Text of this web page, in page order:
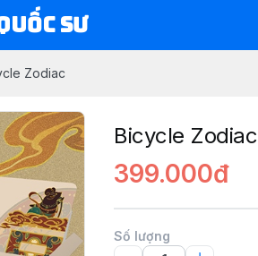
Sư
Zodiac
Bicycle Zodiac
399.000đ
Số lượng